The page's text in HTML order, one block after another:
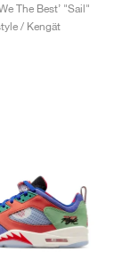
The Best’ "Sail"
/ Kengät